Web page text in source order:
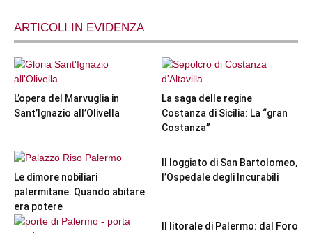
ARTICOLI IN EVIDENZA
L’opera del Marvuglia in
Sant’Ignazio all’Olivella
La saga delle regine
Costanza di Sicilia: La “gran
Costanza”
Le dimore nobiliari
palermitane. Quando abitare
era potere
Il loggiato di San Bartolomeo,
l’Ospedale degli Incurabili
Il litorale di Palermo: dal Foro